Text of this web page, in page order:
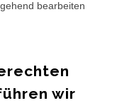
bearbeiten
wir